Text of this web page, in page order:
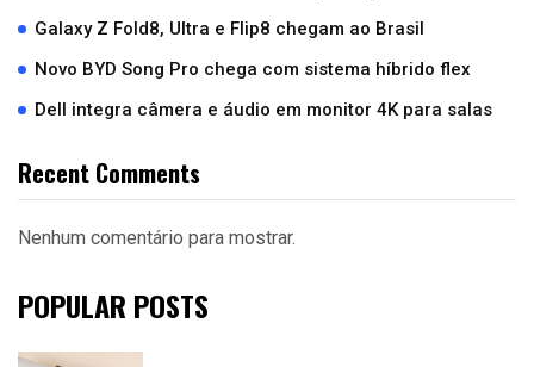
Galaxy Z Fold8, Ultra e Flip8 chegam ao Brasil
Novo BYD Song Pro chega com sistema híbrido flex
Dell integra câmera e áudio em monitor 4K para salas
Recent Comments
Nenhum comentário para mostrar.
POPULAR POSTS